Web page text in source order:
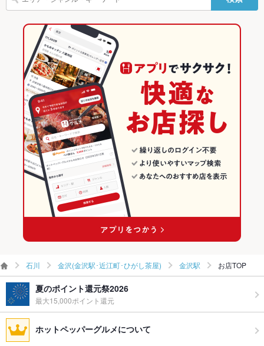
あり ：コースご利用の場合のみ
食べ放題 なし
お子様連れ お子様連れ歓迎
ウェディン
グパーティ
ー二次会
－
－
金沢(金沢駅･近江町･ひがし茶屋) × 肉料理全般
北鉄金沢駅 × 焼肉・ホルモン
北鉄金沢駅 × 焼肉
北鉄金沢駅 × 肉料理全般
石川
石川 × 焼肉・ホルモン
石川 × 焼肉
石川 × 肉料理全般
石川の焼肉・ホルモンランキング
金沢(金沢駅･近江町･ひがし茶屋)のグルメランキング
金沢(金沢駅･近江町･ひがし茶屋)の焼肉・ホルモンランキング
金沢駅のグルメランキング
金沢駅の焼肉・ホルモンランキング
石川 金沢(金沢駅･近江町･ひがし茶屋) 金沢駅 お店TOP
夏のポイント還元祭2026
最大15,000ポイント還元
ホットペッパーグルメについて